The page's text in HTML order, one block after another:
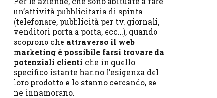
un’attività pubblicitaria di spinta
(telefonare, pubblicità per tv, giornali,
venditori porta a porta, ecc…), quando
scoprono che attraverso il web
marketing è possibile farsi trovare da
potenziali clienti che in quello
specifico istante hanno l’esigenza del
loro prodotto e lo stanno cercando, se
ne innamorano.